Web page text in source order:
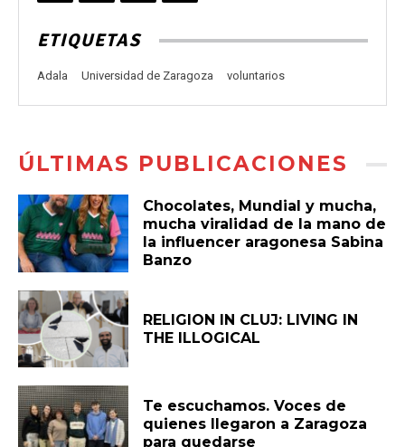
ETIQUETAS
Adala Universidad de Zaragoza voluntarios
ÚLTIMAS PUBLICACIONES
Chocolates, Mundial y mucha,
mucha viralidad de la mano de
la influencer aragonesa Sabina
Banzo
RELIGION IN CLUJ: LIVING IN
THE ILLOGICAL
Te escuchamos. Voces de
quienes llegaron a Zaragoza
para quedarse